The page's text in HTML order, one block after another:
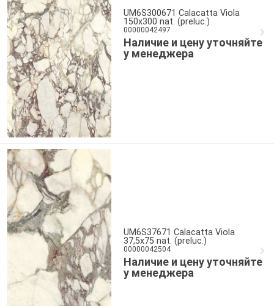
UM6S300671 Calacatta Viola
150x300 nat. (preluc.)
00000042497
Наличие и цену уточняйте
у менеджера
UM6S37671 Calacatta Viola
37,5x75 nat. (preluc.)
00000042504
Наличие и цену уточняйте
у менеджера